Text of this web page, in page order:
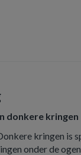
donkere kringen
kringen
onder de